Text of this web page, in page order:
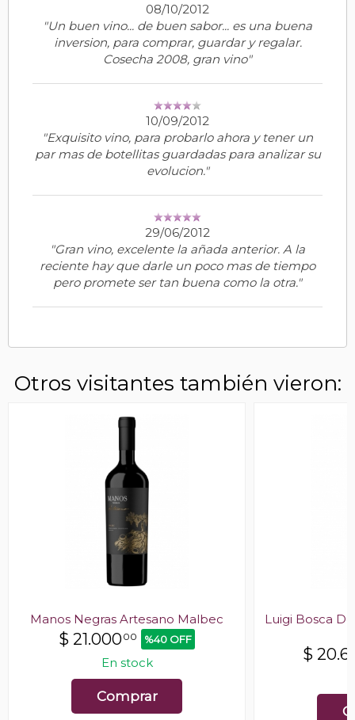
08/10/2012
"Un buen vino... de buen sabor... es una buena
inversion, para comprar, guardar y regalar.
Cosecha 2008, gran vino"
10/09/2012
"Exquisito vino, para probarlo ahora y tener un
par mas de botellitas guardadas para analizar su
evolucion."
29/06/2012
"Gran vino, excelente la añada anterior. A la
reciente hay que darle un poco mas de tiempo
pero promete ser tan buena como la otra."
Otros visitantes también vieron:
Manos Negras Artesano Malbec
$ 21.00000 %40 OFF
En stock
Comprar
Luigi Bosca
$